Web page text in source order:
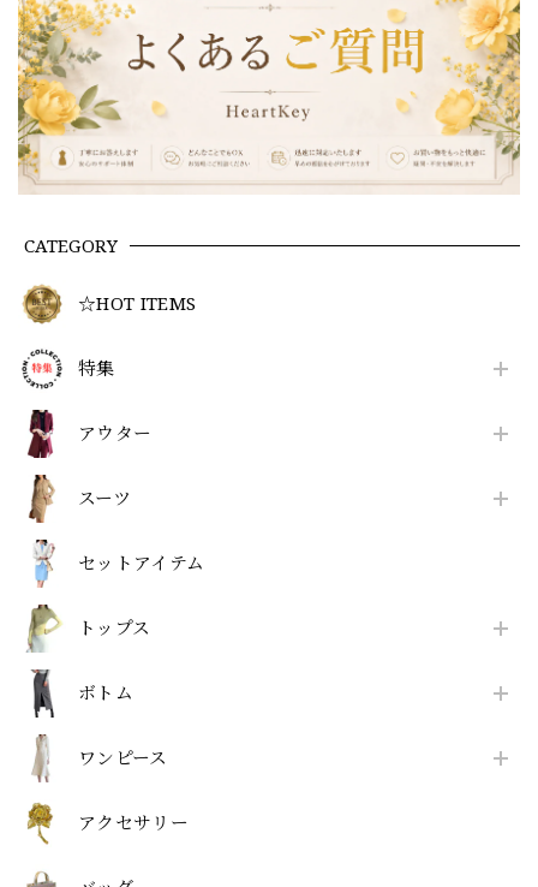
CATEGORY
☆HOT ITEMS
特集
アウター
スーツ
セットアイテム
トップス
ボトム
ワンピース
アクセサリー